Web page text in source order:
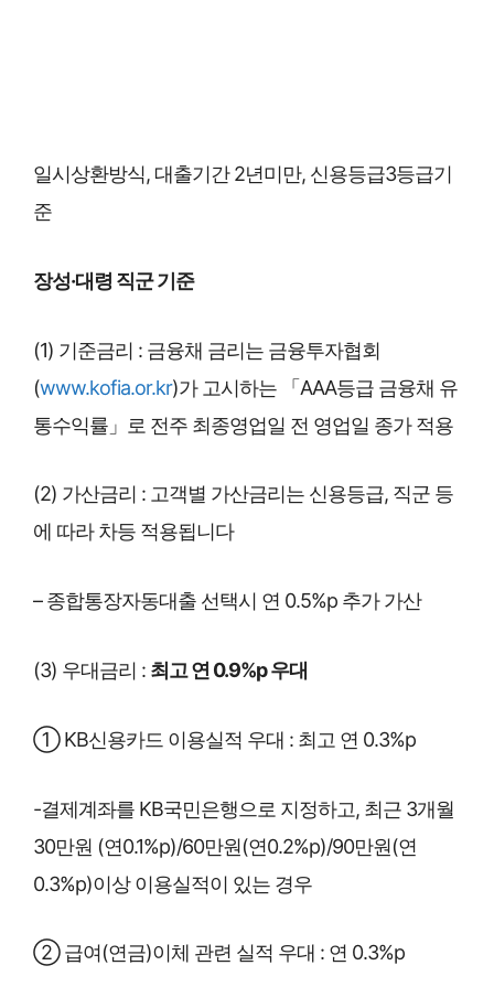
일시상환방식, 대출기간 2년미만, 신용등급3등급기
준
장성·대령 직군 기준
(1) 기준금리 : 금융채 금리는 금융투자협회
(www.kofia.or.kr)가 고시하는 「AAA등급 금융채 유
통수익률」로 전주 최종영업일 전 영업일 종가 적용
(2) 가산금리 : 고객별 가산금리는 신용등급, 직군 등
에 따라 차등 적용됩니다
– 종합통장자동대출 선택시 연 0.5%p 추가 가산
(3) 우대금리 : 최고 연 0.9%p 우대
① KB신용카드 이용실적 우대 : 최고 연 0.3%p
-결제계좌를 KB국민은행으로 지정하고, 최근 3개월
30만원 (연0.1%p)/60만원(연0.2%p)/90만원(연
0.3%p)이상 이용실적이 있는 경우
② 급여(연금)이체 관련 실적 우대 : 연 0.3%p